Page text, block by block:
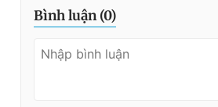
Bình luận (0)